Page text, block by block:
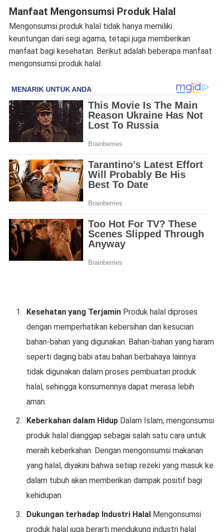
Manfaat Mengonsumsi Produk Halal
Mengonsumsi produk halal tidak hanya memiliki
keuntungan dari segi agama, tetapi juga memberikan
manfaat bagi kesehatan. Berikut adalah beberapa manfaat
mengonsumsi produk halal:
Kesehatan yang TerjaminProduk halal diproses
dengan memperhatikan kebersihan dan kesucian
bahan-bahan yang digunakan. Bahan-bahan yang haram
seperti daging babi atau bahan berbahaya lainnya
tidak digunakan dalam proses pembuatan produk
halal, sehingga konsumennya dapat merasa lebih
aman.
Keberkahan dalam HidupDalam Islam, mengonsumsi
produk halal dianggap sebagai salah satu cara untuk
meraih keberkahan. Dengan mengonsumsi makanan
yang halal, diyakini bahwa setiap rezeki yang masuk ke
dalam tubuh akan memberikan dampak positif bagi
kehidupan.
Dukungan terhadap Industri HalalMengonsumsi
produk halal juga berarti mendukung industri halal